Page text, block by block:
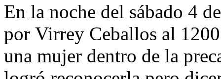
En la noche del sábado 4
por Virrey Ceballos al
una mujer dentro de la